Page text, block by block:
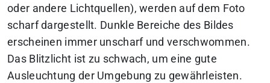
oder andere Lichtquellen), werden auf dem Foto
scharf dargestellt. Dunkle Bereiche des Bildes
erscheinen immer unscharf und verschwommen.
Das Blitzlicht ist zu schwach, um eine gute
Ausleuchtung der Umgebung zu gewährleisten.